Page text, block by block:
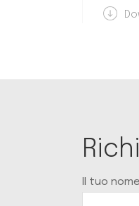
Il tuo nome